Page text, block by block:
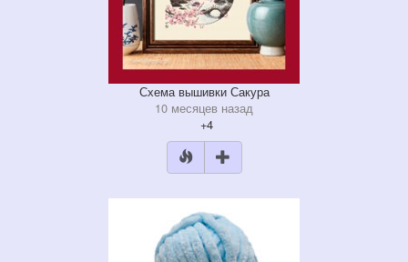
Схема вышивки Сакура
10 месяцев назад
+4